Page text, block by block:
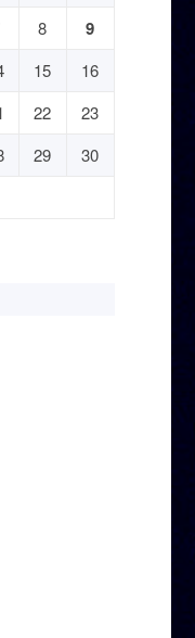
8 9
15
16
22
23
29
30